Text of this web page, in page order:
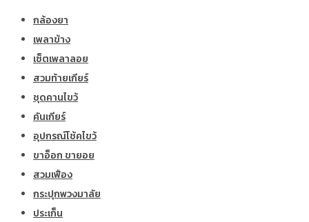
กล้องยา
เพลาข้าง
เซ็ตเพลาลอย
สวมท้ายเกียร์
ชุดคานไขว้
คันเกียร์
อุปกรณ์โช้คไขว้
ขาอ็อก ขายอย
สวมเฟือง
กระปุกพวงมาลัย
ประเก็น